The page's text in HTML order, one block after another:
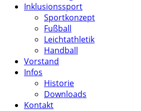
Inklusionssport
Sportkonzept
Fußball
Leichtathletik
Handball
Vorstand
Infos
Historie
Downloads
Kontakt